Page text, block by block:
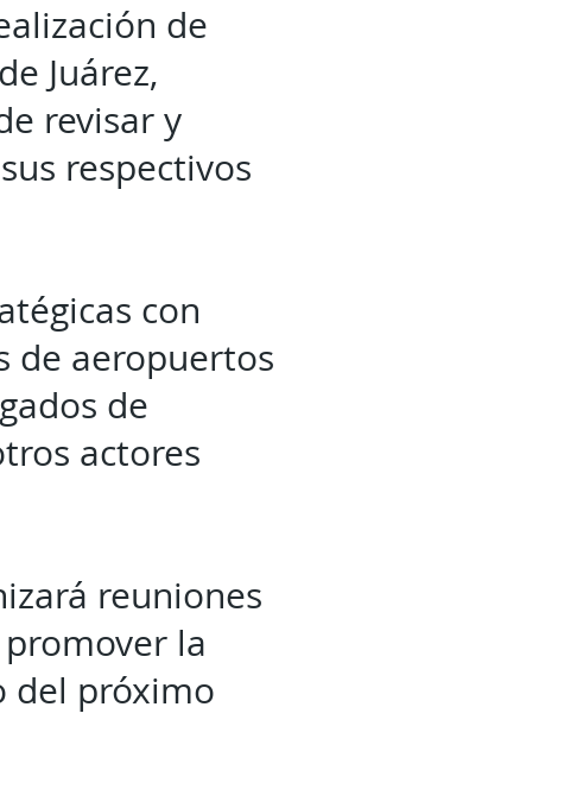
de
Juárez,
revisar y
respectivos
con
de aeropuertos
de
actores
reuniones
la
del próximo